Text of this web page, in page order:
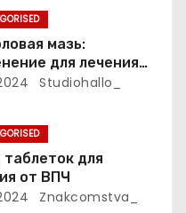
мазь:
для лечения
Studiohallo_
таблеток для
от ВПЧ
Znakcomstva_